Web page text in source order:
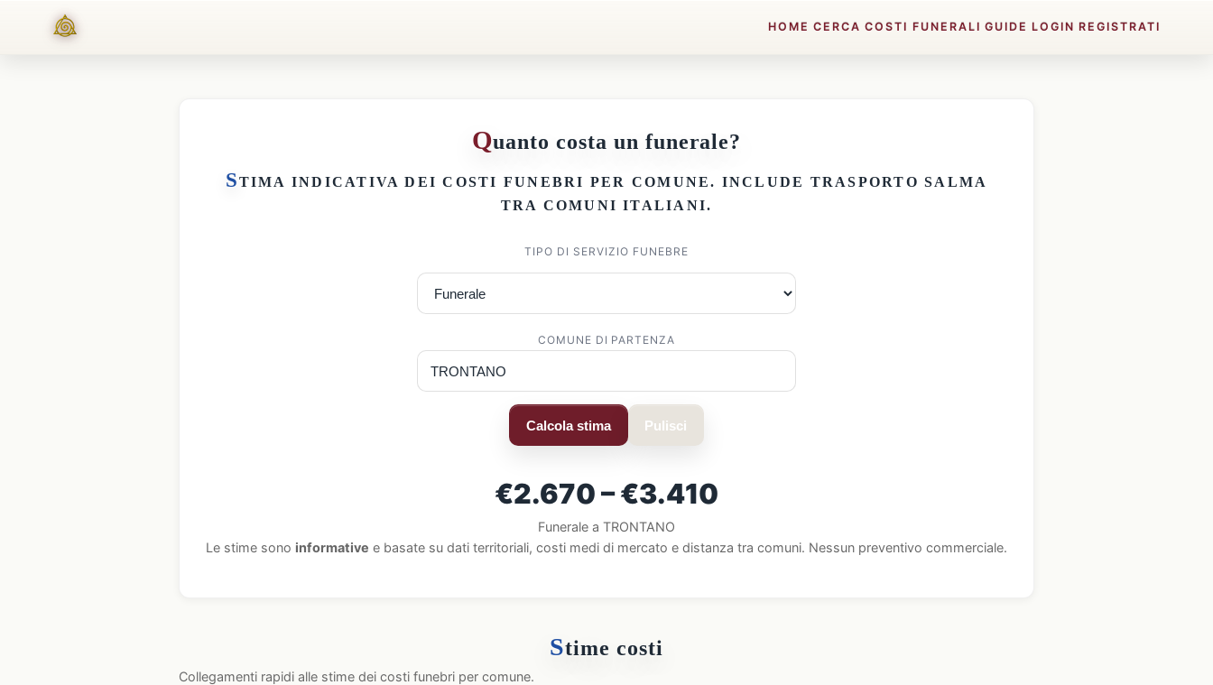
HOME CERCA COSTI FUNERALI GUIDE LOGIN REGISTRATI
Quanto costa un funerale?
STIMA INDICATIVA DEICOSTI FUNEBRI PER COMUNE. INCLUDE TRASPORTO SALMA
TRA COMUNI ITALIANI.
TIPO DI SERVIZIO FUNEBRE
COMUNE DI PARTENZA
Calcola stima Pulisci
€2.670 – €3.410
Funerale a TRONTANO
Le stime sono informative e basate su dati territoriali, costi medi di mercato e distanza tra comuni. Nessun preventivo commerciale.
Stime costi
Collegamenti rapidi alle stime dei costi funebri per comune.